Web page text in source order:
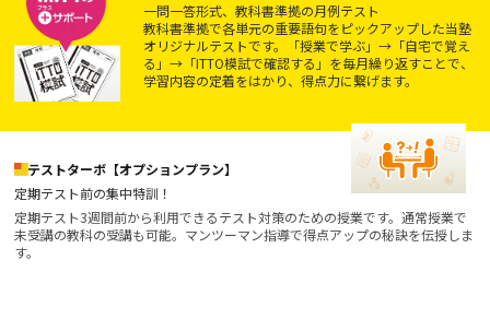
一問一答形式、教科書準拠の月例テスト
教科書準拠で各単元の重要語句をピックアップした当塾
オリジナルテストです。「授業で学ぶ」→「自宅で覚え
る」→「ITTO模試で確認する」を毎月繰り返すことで、
学習内容の定着をはかり、得点力に繋げます。
テストターボ【オプションプラン】
定期テスト前の集中特訓！
定期テスト3週間前から利用できるテスト対策のための授業です。通常授業で
未受講の教科の受講も可能。マンツーマン指導で得点アップの秘訣を伝授しま
す。